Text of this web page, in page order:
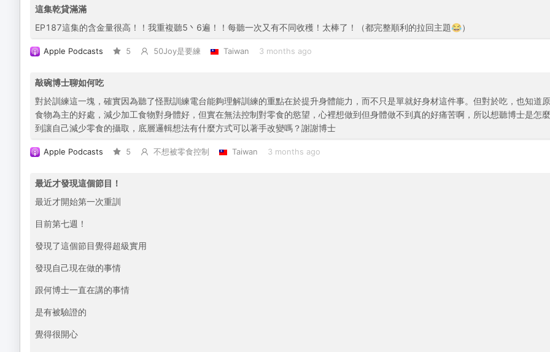
這集乾貸滿滿
EP187這集的含金量很高！！我重複聽5丶6遍！！每聽一次又有不同收穫！太棒了！（都完整順利的拉回主題😂）
Apple Podcasts 5 50Joy是要練 Taiwan 3 months ago
敲碗博士聊如何吃
對於訓練這一塊，確實因為聽了怪獸訓練電台能夠理解訓練的重點在於提升身體能力，而不只是單就好身材這件事。但對於吃，也知道
食物為主的好處，減少加工食物對身體好，但實在無法控制對零食的慾望，心裡想做到但身體做不到真的好痛苦啊，所以想聽博士是怎
到讓自己減少零食的攝取，底層邏輯想法有什麼方式可以著手改變嗎？謝謝博士
Apple Podcasts 5 不想被零食控制 Taiwan 3 months ago
最近才發現這個節目！
最近才開始第一次重訓
目前第七週！
發現了這個節目覺得超級實用
發現自己現在做的事情
跟何博士一直在講的事情
是有被驗證的
覺得很開心